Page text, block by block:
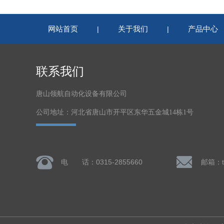
网站首页 | 关于我们 | 产品中心
联系我们
唐山领航自动化设备有限公司
公司地址：河北省唐山市开平区东华五金城14栋1号
电 话：0315-2855660 邮箱